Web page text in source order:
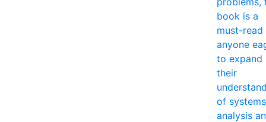
book is a
must-
anyone
to expand
their
of systems
analysis